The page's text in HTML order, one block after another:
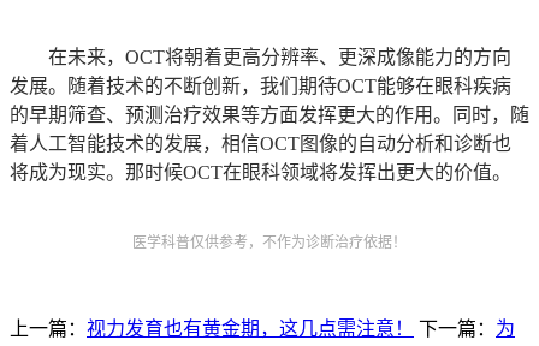
在未来，OCT将朝着更高分辨率、更深成像能力的方向
发展。随着技术的不断创新，我们期待OCT能够在眼科疾病
的早期筛查、预测治疗效果等方面发挥更大的作用。同时，随
着人工智能技术的发展，相信OCT图像的自动分析和诊断也
将成为现实。那时候OCT在眼科领域将发挥出更大的价值。
医学科普仅供参考，不作为诊断治疗依据！
上一篇： 视力发育也有黄金期，这几点需注意！ 下一篇： 为